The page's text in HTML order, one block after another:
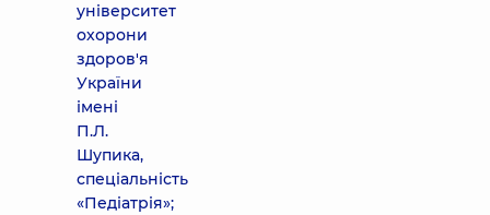
університет
охорони
здоров'я
України
імені
П.Л.
Шупика,
спеціальність
«Педіатрія»;